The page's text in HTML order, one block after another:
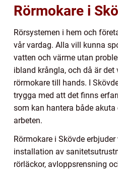
Rörmokare i
Rörsystemen i hem och
vår vardag. Alla vill kunna
vatten och värme utan
ibland krångla, och då är
rörmokare till hands. I
trygga med att det finns
som kan hantera både akuta
arbeten.
Rörmokare i Skövde
installation av
rörläckor, avloppsrensning